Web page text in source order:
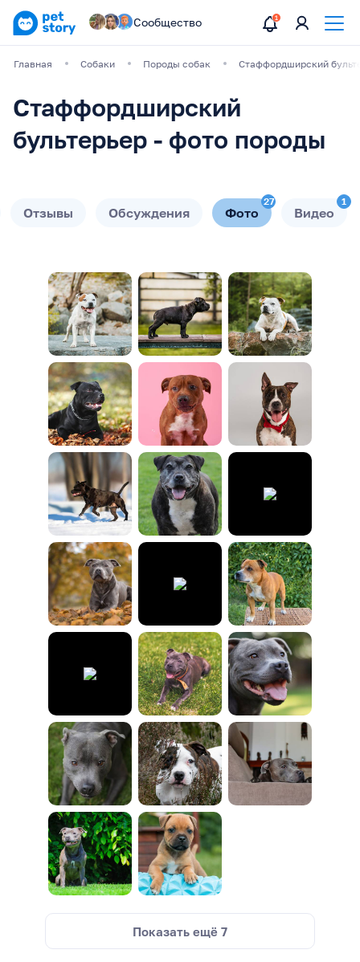
Сообщество
Главная Собаки Породы собак Стаффордширский
Стаффордширский
бультерьер - фото породы
Отзывы Обсуждения Фото
27
Видео
1
Показать ещё 7